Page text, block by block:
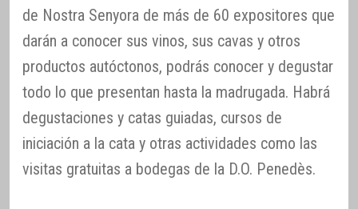
de Nostra Senyora de más de 60 expositores que
darán a conocer sus vinos, sus cavas y otros
productos autóctonos, podrás conocer y degustar
todo lo que presentan hasta la madrugada. Habrá
degustaciones y catas guiadas, cursos de
iniciación a la cata y otras actividades como las
visitas gratuitas a bodegas de la D.O. Penedès.